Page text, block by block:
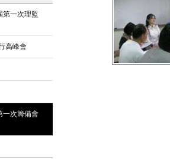
第一次理監
高峰會
一次籌備會